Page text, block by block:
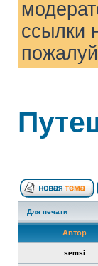
ссылки
Для печати
Автор
semsi